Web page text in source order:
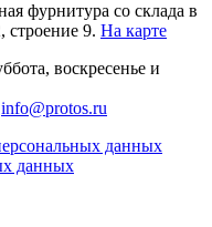
фурнитура со склада в
строение 9. На карте
воскресенье и
info@protos.ru
данных
данных